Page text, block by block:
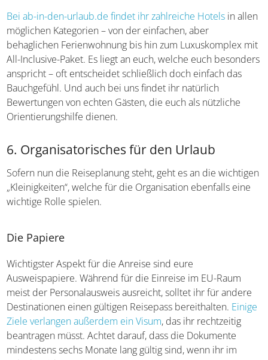
Urlaubshotel auswählen
Bei ab-in-den-urlaub.de findet ihr zahlreiche Hotels
allen möglichen Kategorien – von der einfachen, aber
behaglichen Ferienwohnung bis hin zum Luxuskomplex
besonders anspricht – oft entscheidet schließlich doch
einfach das Bauchgefühl. Und auch bei uns findet ihr
natürlich Bewertungen von echten Gästen, die euch als
nützliche Orientierungshilfe dienen.
Sofern nun die Reiseplanung steht, geht es an die
ebenfalls eine wichtige Rolle spielen.
Die Papiere
Wichtigster Aspekt für die Anreise sind eure
Ausweispapiere. Während für die Einreise im EU-Raum